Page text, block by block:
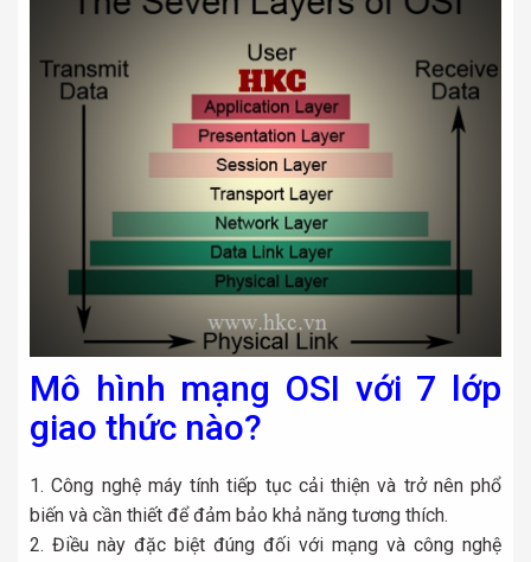
Mô hình mạng OSI với 7 lớp
giao thức nào?
Công nghệ máy tính tiếp tục cải thiện và trở nên phổ
biến và cần thiết để đảm bảo khả năng tương thích.
Điều này đặc biệt đúng đối với mạng và công nghệ